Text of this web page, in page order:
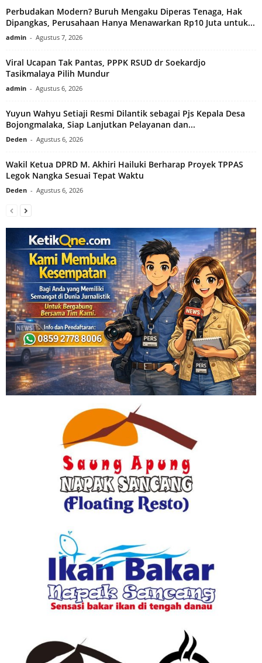
Perbudakan Modern? Buruh Mengaku Diperas Tenaga, Hak
Dipangkas, Perusahaan Hanya Menawarkan Rp10 Juta untuk...
admin - Agustus 7, 2026
Viral Ucapan Tak Pantas, PPPK RSUD dr Soekardjo
Tasikmalaya Pilih Mundur
admin - Agustus 6, 2026
Yuyun Wahyu Setiaji Resmi Dilantik sebagai Pjs Kepala Desa
Bojongmalaka, Siap Lanjutkan Pelayanan dan...
Deden - Agustus 6, 2026
Wakil Ketua DPRD M. Akhiri Hailuki Berharap Proyek TPPAS
Legok Nangka Sesuai Tepat Waktu
Deden - Agustus 6, 2026